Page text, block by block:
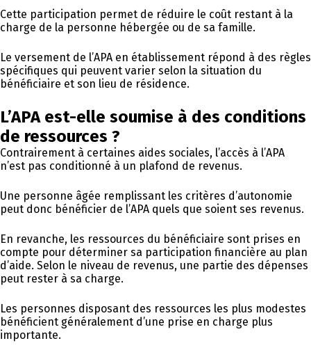
Cette participation permet de réduire le coût restant à la
charge de la personne hébergée ou de sa famille.
Le versement de l’APA en établissement répond à des règles
spécifiques qui peuvent varier selon la situation du
bénéficiaire et son lieu de résidence.
L’APA est-elle soumise à des conditions
de ressources ?
Contrairement à certaines aides sociales, l’accès à l’APA
n’est pas conditionné à un plafond de revenus.
Une personne âgée remplissant les critères d’autonomie
peut donc bénéficier de l’APA quels que soient ses revenus.
En revanche, les ressources du bénéficiaire sont prises en
compte pour déterminer sa participation financière au plan
d’aide. Selon le niveau de revenus, une partie des dépenses
peut rester à sa charge.
Les personnes disposant des ressources les plus modestes
bénéficient généralement d’une prise en charge plus
importante.